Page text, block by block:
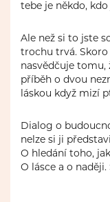
tebe je někdo,
Ale než si to jste
trochu trvá. Skoro
nasvědčuje
příběh o dvou
láskou když mizí
Dialog o
nelze si ji
O hledání toho,
O lásce a o